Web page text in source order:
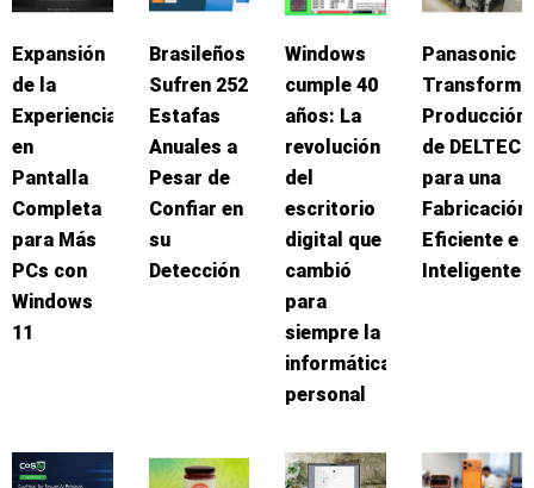
Expansión
de la
Experiencia
en
Pantalla
Completa
para Más
PCs con
Windows
11
Brasileños
Sufren 252
Estafas
Anuales a
Pesar de
Confiar en
su
Detección
Windows
cumple 40
años: La
revolución
del
escritorio
digital que
cambió
para
siempre la
informática
personal
Panasonic
Transforma
Producción
de DELTEC
para una
Fabricación
Eficiente e
Inteligente